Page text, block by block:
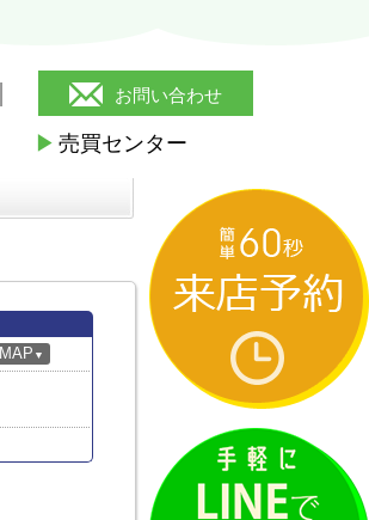
お問い合わせ
▶ 売買センター
MAP ▼